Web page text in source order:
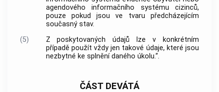
agendového informačního systému cizinců,
pouze pokud jsou ve tvaru předcházejícím
současný stav.
(5)
Z poskytovaných údajů lze v konkrétním
případě použít vždy jen takové údaje, které jsou
nezbytné ke splnění daného úkolu.“.
ČÁST DEVÁTÁ